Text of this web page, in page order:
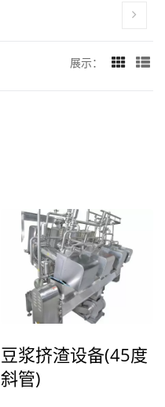
展示：
豆浆挤渣设备(45度
斜管)